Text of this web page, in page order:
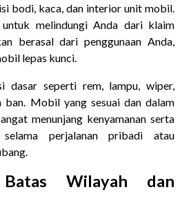
bodi, kaca, dan interior unit mobil.
melindungi Anda dari klaim
berasal dari penggunaan Anda,
lepas kunci.
dasar seperti rem, lampu, wiper,
ban. Mobil yang sesuai dan dalam
menunjang kenyamanan serta
selama perjalanan pribadi atau
Wilayah dan